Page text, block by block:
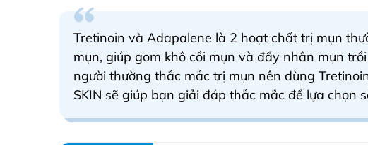
Tretinoin và Adapalene là 2 hoạt chất trị mụn
mụn, giúp gom khô cồi mụn và đẩy nhân mụn
người thường thắc mắc trị mụn nên dùng
SKIN sẽ giúp bạn giải đáp thắc mắc để lựa chọn